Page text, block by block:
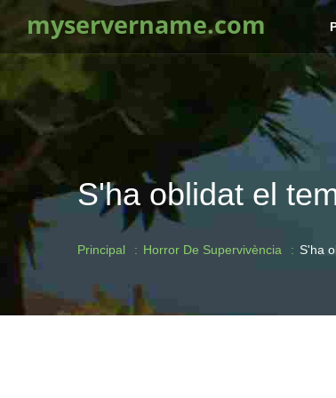
myservername.com
S'ha oblidat el
Principal Horror De Supervivència S'ha